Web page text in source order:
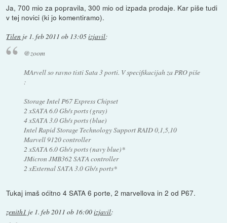
Ja, 700 mio za popravila, 300 mio od izpada prodaje. Kar piše tudi
v tej novici (ki jo komentiramo).
Tilen je 1. feb 2011 ob 13:05izjavil:
@zoom
MArvell so ravno tisti Sata 3 porti. V specifikacijah za PRO piše
:
Storage Intel P67 Express Chipset
2 xSATA 6.0 Gb/s ports (gray)
4 xSATA 3.0 Gb/s ports (blue)
Intel Rapid Storage Technology Support RAID 0,1,5,10
Marvell 9120 controller
2 xSATA 6.0 Gb/s ports (navy blue)*
JMicron JMB362 SATA controller
2 xExternal SATA 3.0 Gb/s ports*
Tukaj imaš oćitno 4 SATA 6 porte, 2 marvellova in 2 od P67.
zenith1 je 1. feb 2011 ob 16:00izjavil: